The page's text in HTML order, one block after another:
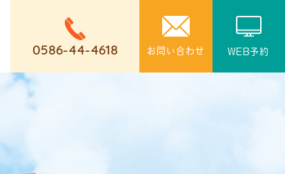
0586-44-4618 お問い合わせ WEB予約